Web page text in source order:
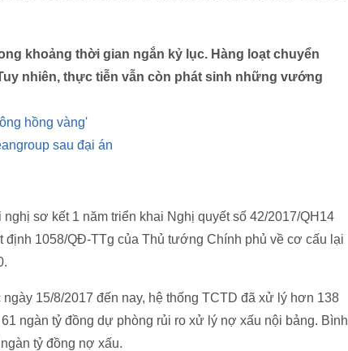
khoảng thời gian ngắn kỷ lục. Hàng loạt chuyển
nhiên, thực tiễn vẫn còn phát sinh những vướng
hồng vàng'
sau đại án
sơ kết 1 năm triển khai Nghị quyết số 42/2017/QH14
định 1058/QĐ-TTg của Thủ tướng Chính phủ về cơ cấu lại
15/8/2017 đến nay, hệ thống TCTD đã xử lý hơn 138
ngàn tỷ đồng dự phòng rủi ro xử lý nợ xấu nội bảng. Bình
tỷ đồng nợ xấu.